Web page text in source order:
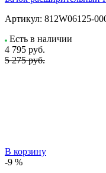
Артикул: 812W06125-
Есть в наличии
4 795 руб.
5 275 руб.
В корзину
-9 %